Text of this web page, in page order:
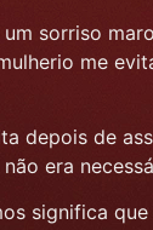
sorriso
me
depois de
era
significa